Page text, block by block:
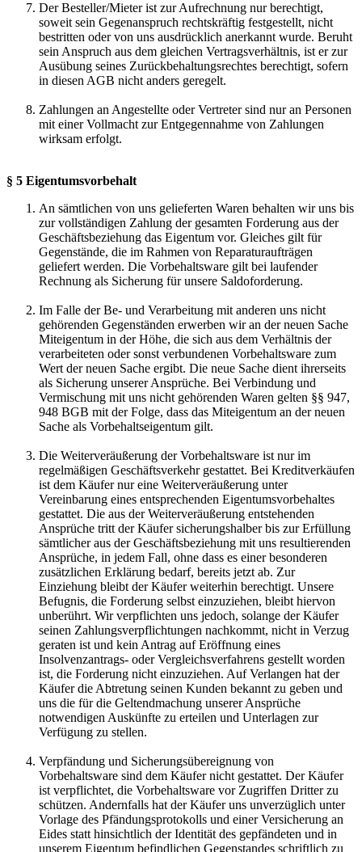
Der Besteller/Mieter ist zur Aufrechnung nur berechtigt,
soweit sein Gegenanspruch rechtskräftig festgestellt, nicht
bestritten oder von uns ausdrücklich anerkannt wurde. Beruht
sein Anspruch aus dem gleichen Vertragsverhältnis, ist er zur
Ausübung seines Zurückbehaltungsrechtes berechtigt, sofern
in diesen AGB nicht anders geregelt.
Zahlungen an Angestellte oder Vertreter sind nur an Personen
mit einer Vollmacht zur Entgegennahme von Zahlungen
wirksam erfolgt.
§ 5 Eigentumsvorbehalt
An sämtlichen von uns gelieferten Waren behalten wir uns bis
zur vollständigen Zahlung der gesamten Forderung aus der
Geschäftsbeziehung das Eigentum vor. Gleiches gilt für
Gegenstände, die im Rahmen von Reparaturaufträgen
geliefert werden. Die Vorbehaltsware gilt bei laufender
Rechnung als Sicherung für unsere Saldoforderung.
Im Falle der Be- und Verarbeitung mit anderen uns nicht
gehörenden Gegenständen erwerben wir an der neuen Sache
Miteigentum in der Höhe, die sich aus dem Verhältnis der
verarbeiteten oder sonst verbundenen Vorbehaltsware zum
Wert der neuen Sache ergibt. Die neue Sache dient ihrerseits
als Sicherung unserer Ansprüche. Bei Verbindung und
Vermischung mit uns nicht gehörenden Waren gelten §§ 947,
948 BGB mit der Folge, dass das Miteigentum an der neuen
Sache als Vorbehaltseigentum gilt.
Die Weiterveräußerung der Vorbehaltsware ist nur im
regelmäßigen Geschäftsverkehr gestattet. Bei Kreditverkäufen
ist dem Käufer nur eine Weiterveräußerung unter
Vereinbarung eines entsprechenden Eigentumsvorbehaltes
gestattet. Die aus der Weiterveräußerung entstehenden
Ansprüche tritt der Käufer sicherungshalber bis zur Erfüllung
sämtlicher aus der Geschäftsbeziehung mit uns resultierenden
Ansprüche, in jedem Fall, ohne dass es einer besonderen
zusätzlichen Erklärung bedarf, bereits jetzt ab. Zur
Einziehung bleibt der Käufer weiterhin berechtigt. Unsere
Befugnis, die Forderung selbst einzuziehen, bleibt hiervon
unberührt. Wir verpflichten uns jedoch, solange der Käufer
seinen Zahlungsverpflichtungen nachkommt, nicht in Verzug
geraten ist und kein Antrag auf Eröffnung eines
Insolvenzantrags- oder Vergleichsverfahrens gestellt worden
ist, die Forderung nicht einzuziehen. Auf Verlangen hat der
Käufer die Abtretung seinen Kunden bekannt zu geben und
uns die für die Geltendmachung unserer Ansprüche
notwendigen Auskünfte zu erteilen und Unterlagen zur
Verfügung zu stellen.
Verpfändung und Sicherungsübereignung von
Vorbehaltsware sind dem Käufer nicht gestattet. Der Käufer
ist verpflichtet, die Vorbehaltsware vor Zugriffen Dritter zu
schützen. Andernfalls hat der Käufer uns unverzüglich unter
Vorlage des Pfändungsprotokolls und einer Versicherung an
Eides statt hinsichtlich der Identität des gepfändeten und in
unserem Eigentum befindlichen Gegenstandes schriftlich zu